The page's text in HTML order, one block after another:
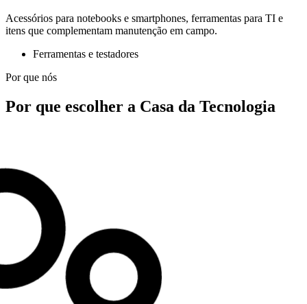
Acessórios para notebooks e smartphones, ferramentas para TI e
itens que complementam manutenção em campo.
Ferramentas e testadores
Por que nós
Por que escolher a Casa da Tecnologia